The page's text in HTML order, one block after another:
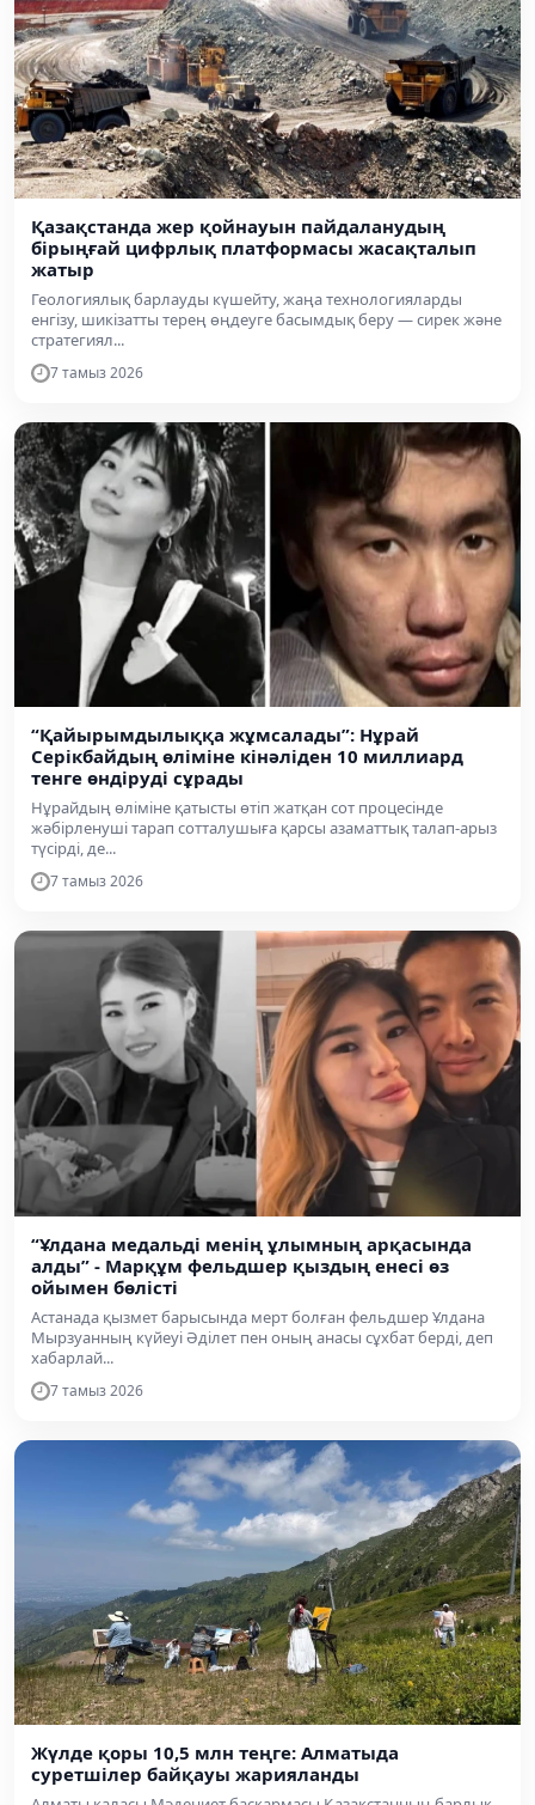
Қазақстанда жер қойнауын пайдаланудың
бірыңғай цифрлық платформасы жасақталып
жатыр
Геологиялық барлауды күшейту, жаңа технологияларды
енгізу, шикізатты терең өңдеуге басымдық беру — сирек және
стратегиял...
7 тамыз 2026
“Қайырымдылыққа жұмсалады”: Нұрай
Серікбайдың өліміне кінәліден 10 миллиард
тенге өндіруді сұрады
Нұрайдың өліміне қатысты өтіп жатқан сот процесінде
жәбірленуші тарап сотталушыға қарсы азаматтық талап-арыз
түсірді, де...
7 тамыз 2026
“Ұлдана медальді менің ұлымның арқасында
алды” - Марқұм фельдшер қыздың енесі өз
ойымен бөлісті
Астанада қызмет барысында мерт болған фельдшер Ұлдана
Мырзуанның күйеуі Әділет пен оның анасы сұхбат берді, деп
хабарлай...
7 тамыз 2026
Жүлде қоры 10,5 млн теңге: Алматыда
суретшілер байқауы жарияланды